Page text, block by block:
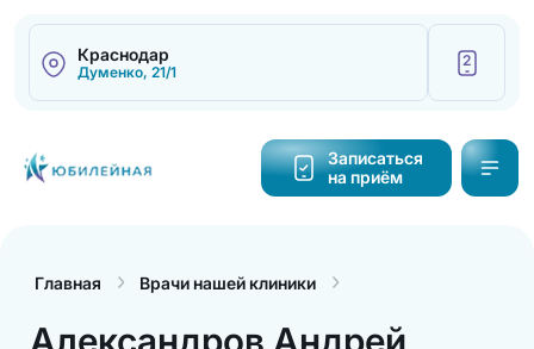
Краснодар
Думенко, 21/1
2
Записаться
на приём
Главная Врачи нашей клиники